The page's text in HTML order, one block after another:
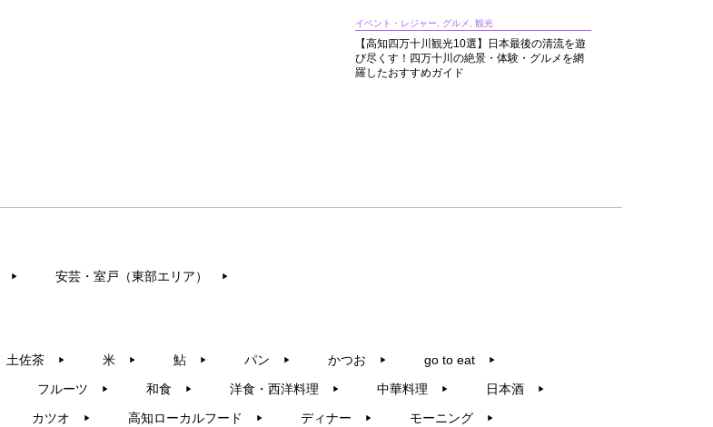
イベント・レジャー, グルメ, 観光
【高知四万十川観光10選】日本最後の清流を遊
び尽くす！四万十川の絶景・体験・グルメを網
羅したおすすめガイド
▶︎ 安芸・室戸（東部エリア） ▶︎
土佐茶 ▶︎ 米 ▶︎ 鮎 ▶︎ パン ▶︎ かつお ▶︎ go to eat ▶︎
フルーツ ▶︎ 和食 ▶︎ 洋食・西洋料理 ▶︎ 中華料理 ▶︎ 日本酒 ▶︎
カツオ ▶︎ 高知ローカルフード ▶︎ ディナー ▶︎ モーニング ▶︎